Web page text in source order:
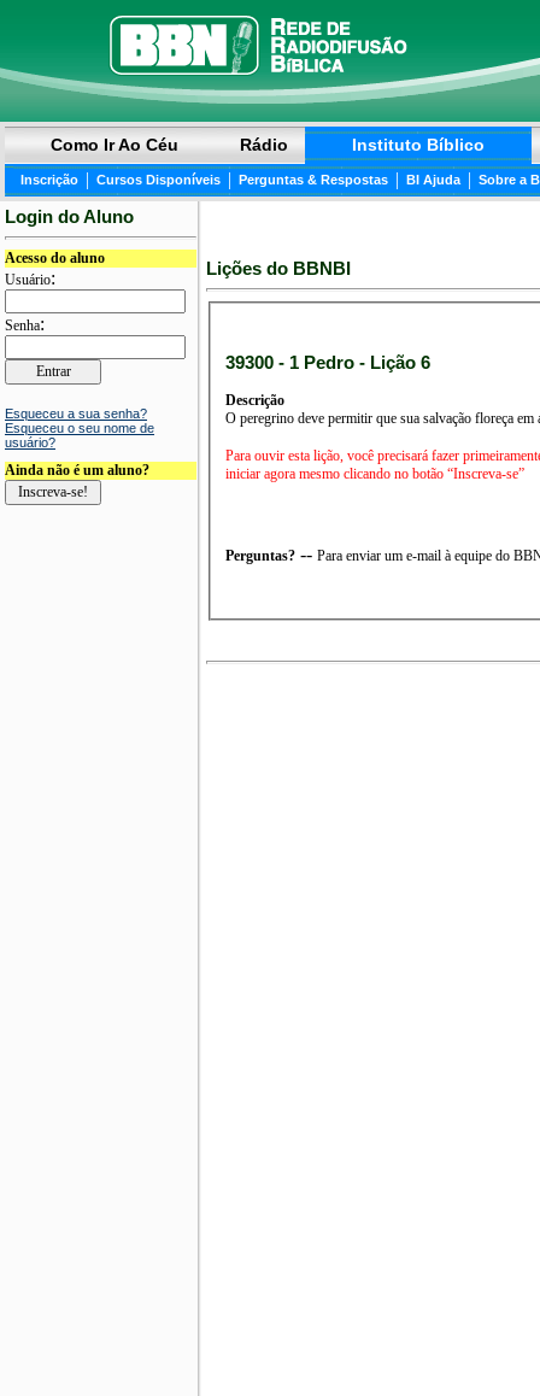
Como Ir Ao Céu Rádio Instituto Bíblico
Inscrição | Cursos Disponíveis | Perguntas & Respostas | BI Ajuda | Sobre a
Login do Aluno
Acesso do aluno
Usuário:
Senha:
Esqueceu a sua senha?
Esqueceu o seu nome de
usuário?
Ainda não é um aluno?
Lições do BBNBI
39300 - 1 Pedro - Lição 6
Descrição
O peregrino deve permitir que sua salvação floreça
Para ouvir esta lição, você precisará fazer
iniciar agora mesmo clicando no botão “Inscreva-se”
Perguntas? -- Para enviar um e-mail à equipe do